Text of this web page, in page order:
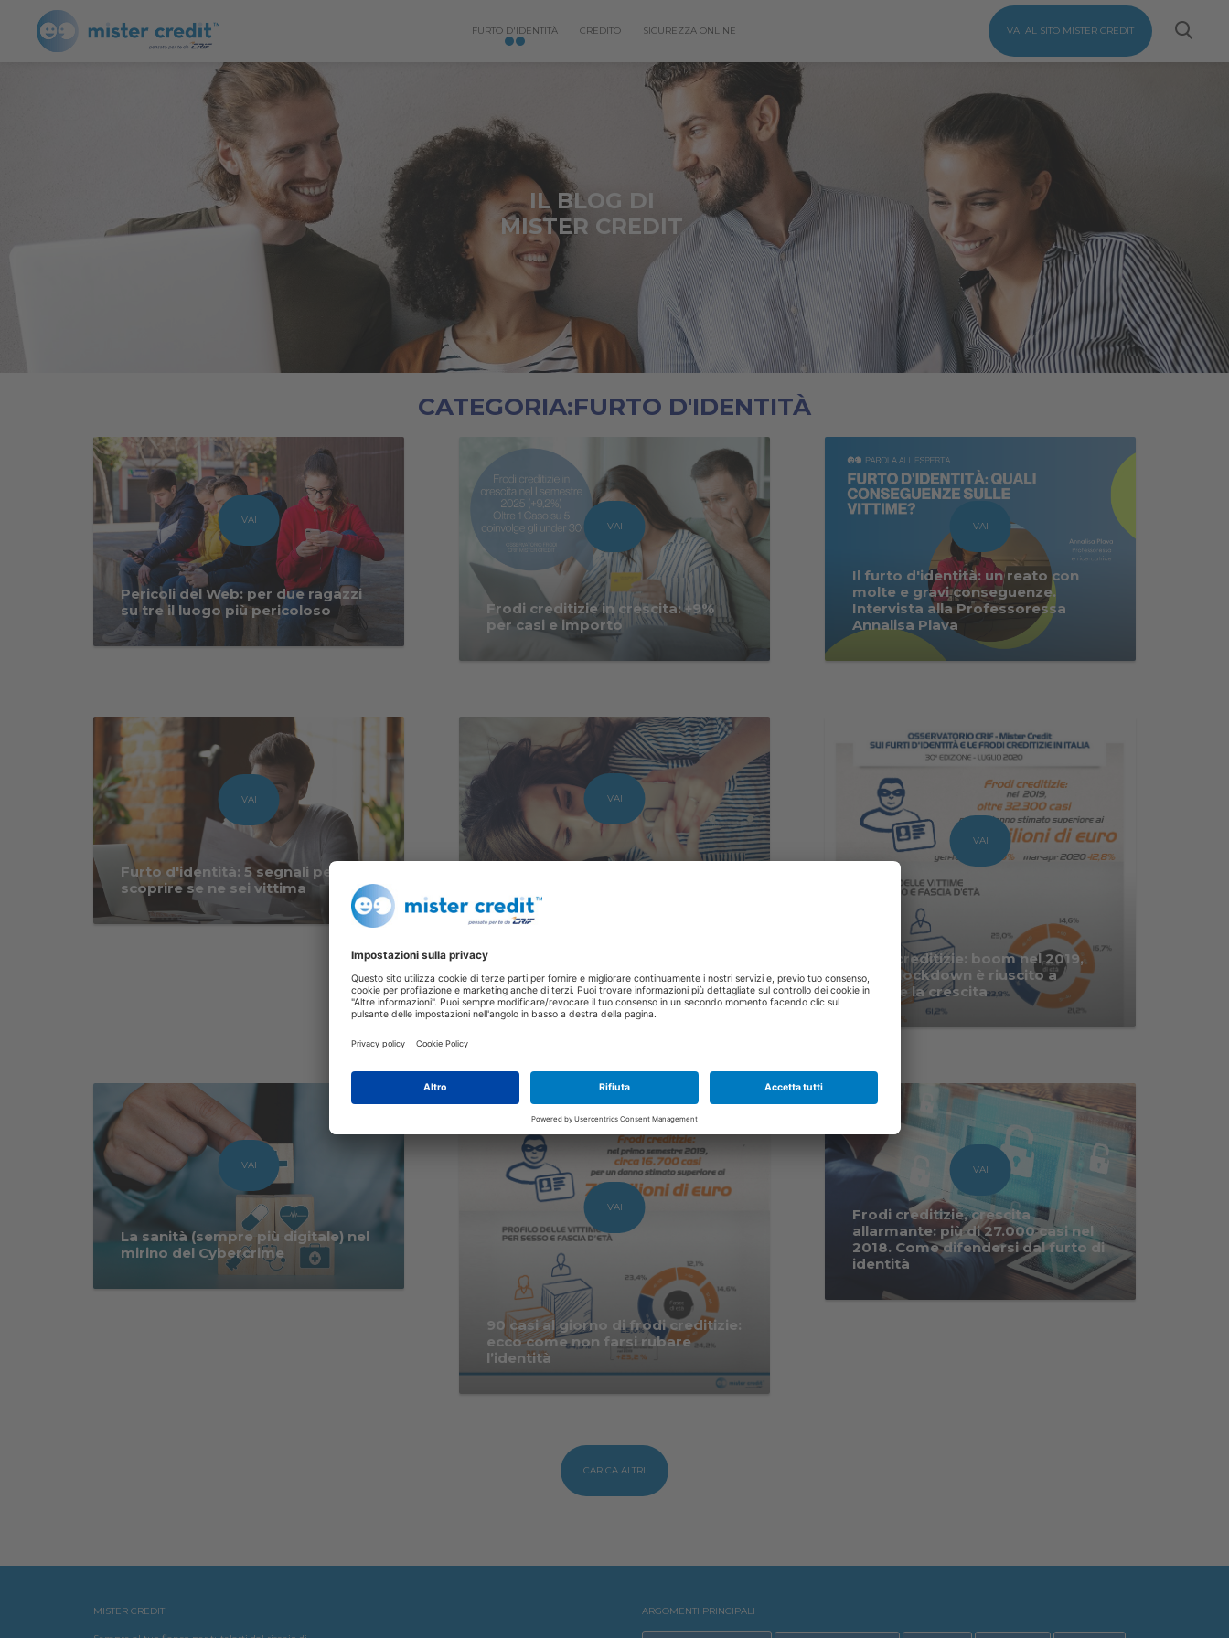
FURTO D'IDENTITÀ CREDITO SICUREZZA ONLINE VAI AL SITO MISTER CREDIT
IL BLOG DI
MISTER CREDIT
CATEGORIA:FURTO D'IDENTITÀ
Pericoli del Web: per due ragazzi
su tre il luogo più pericoloso
VAI
Frodi creditizie in crescita: +9%
per casi e importo
VAI
Il furto d'identità: un reato con
molte e gravi conseguenze.
Intervista alla Professoressa
Annalisa Plava
VAI
Furto d'identità: 5 segnali per
scoprire se ne sei vittima
VAI VAI
Frodi creditizie: boom nel 2019,
solo il lockdown è riuscito a
frenare la crescita
VAI
La sanità (sempre più digitale) nel
mirino del Cybercrime
VAI
90 casi al giorno di frodi creditizie:
ecco come non farsi rubare
l’identità
VAI
Frodi creditizie, crescita
allarmante: più di 27.000 casi nel
2018. Come difendersi dal furto di
identità
VAI
CARICA ALTRI
MISTER CREDIT ARGOMENTI PRINCIPALI